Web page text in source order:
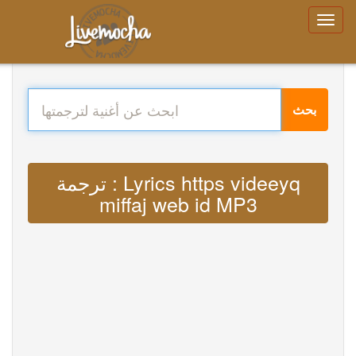
بحث
ترجمة : Lyrics https videeyq
miffaj web id MP3